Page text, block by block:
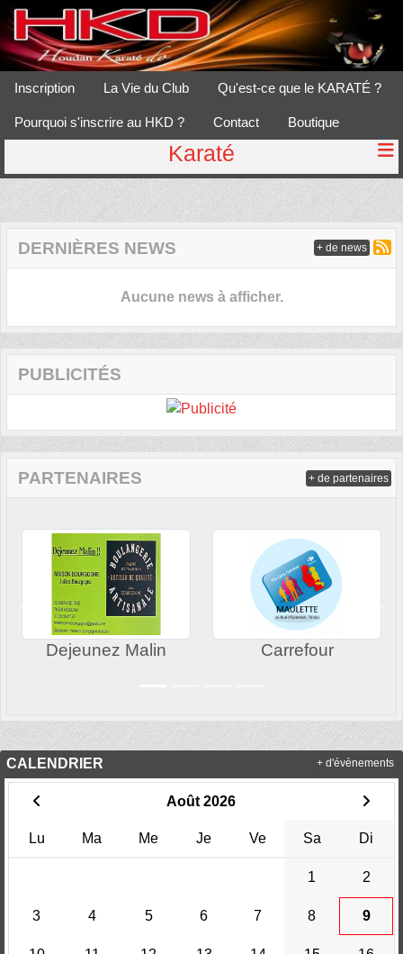
Inscription La Vie du Club Qu'est-ce que le KARATÉ ?
Pourquoi s'inscrire au HKD ? Contact Boutique
Karaté
DERNIÈRES NEWS
Aucune news à afficher.
+ de news
PUBLICITÉS
PARTENAIRES
Dejeunez Malin Carrefour
Précedent
+ de partenaires
CALENDRIER
Août 2026
Lu Ma Me Je Ve Sa Di
1 2
3 4 5 6 7 8 9
+ d'évènements
Panneau de gestion des cookies